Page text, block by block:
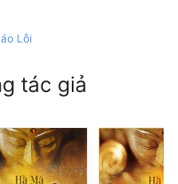
Lỗi
tác giả